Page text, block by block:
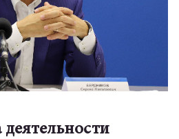
«БумБатл» –